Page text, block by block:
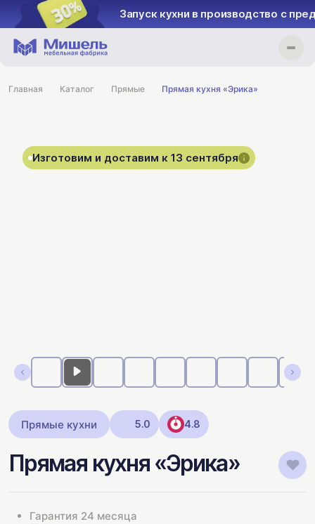
Запуск кухни в производство с
Главная Каталог Прямые Прямая кухня «Эрика»
Изготовим и доставим к 13 сентября
Прямые кухни 5.0 4.8
Прямая кухня «Эрика»
Гарантия 24 месяца